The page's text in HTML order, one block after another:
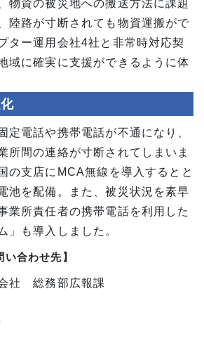
物資の被災地への搬送方法に課題
陸路が寸断されても物資運搬がで
ター運用会社4社と非常時対応契
域に確実に支援ができるように体
定電話や携帯電話が不通になり、
所間の連絡が寸断されてしまいま
の支店にMCA無線を導入するとと
池を配備。また、被災状況を素早
業所責任者の携帯電話を利用した
」も導入しました。
い合わせ先】
社 総務部広報課